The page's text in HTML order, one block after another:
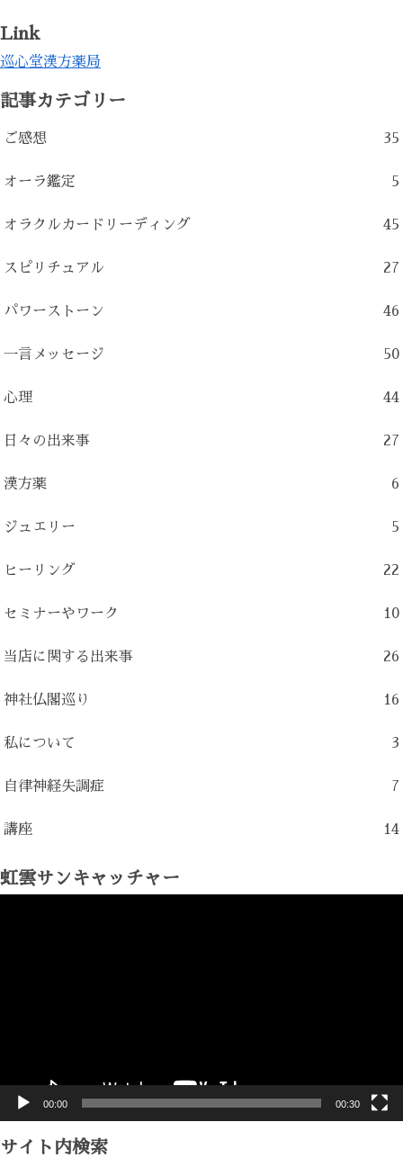
Link
巡心堂漢方薬局
記事カテゴリー
ご感想 35
オーラ鑑定 5
オラクルカードリーディング 45
スピリチュアル 27
パワーストーン 46
一言メッセージ 50
心理 44
日々の出来事 27
漢方薬 6
ジュエリー 5
ヒーリング 22
セミナーやワーク 10
当店に関する出来事 26
神社仏閣巡り 16
私について 3
自律神経失調症 7
講座 14
虹雲サンキャッチャー
00:00 00:30
サイト内検索